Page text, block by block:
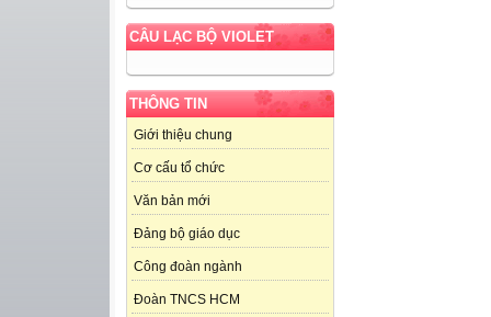
CÂU LẠC BỘ VIOLET
THÔNG TIN
Giới thiệu chung
Cơ cấu tổ chức
Văn bản mới
Đảng bộ giáo dục
Công đoàn ngành
Đoàn TNCS HCM